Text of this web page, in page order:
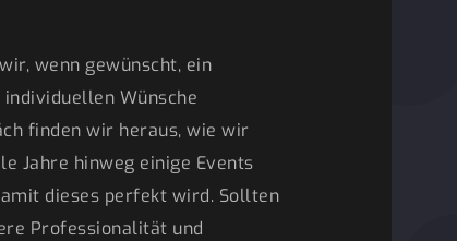
wenn gewünscht, ein
Wünsche
finden wir heraus, wie wir
Jahre hinweg einige Events
dieses perfekt wird. Sollten
Professionalität und